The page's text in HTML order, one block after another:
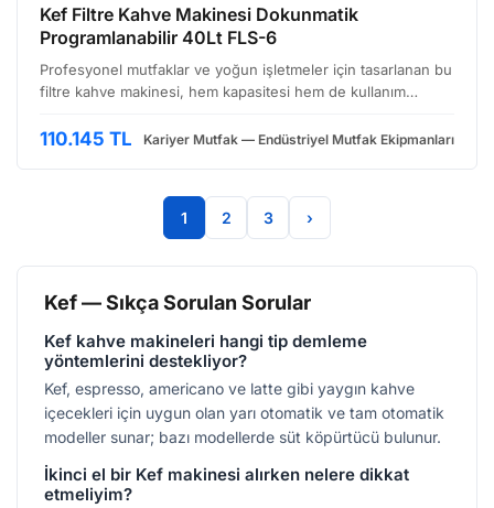
Kef Filtre Kahve Makinesi Dokunmatik
Programlanabilir 40Lt FLS-6
Profesyonel mutfaklar ve yoğun işletmeler için tasarlanan bu
filtre kahve makinesi, hem kapasitesi hem de kullanım
ihtiyacını karşılamak isteyen kafeler, ote…
110.145 TL Kariyer Mutfak — Endüstriyel Mutfak Ekipmanları
1 2 3 ›
Kef — Sıkça Sorulan Sorular
Kef kahve makineleri hangi tip demleme
yöntemlerini destekliyor?
Kef, espresso, americano ve latte gibi yaygın kahve
içecekleri için uygun olan yarı otomatik ve tam otomatik
modeller sunar; bazı modellerde süt köpürtücü bulunur.
İkinci el bir Kef makinesi alırken nelere dikkat
etmeliyim?